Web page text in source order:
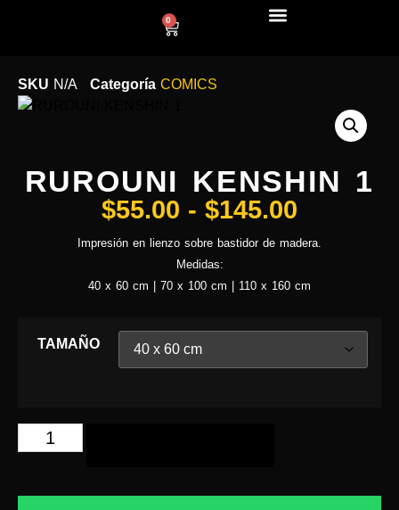
0
SKU N/A Categoría COMICS
RUROUNI KENSHIN 1
$55.00 - $145.00
Impresión en lienzo sobre bastidor de madera.
Medidas:
40 x 60 cm | 70 x 100 cm | 110 x 160 cm
TAMAÑO